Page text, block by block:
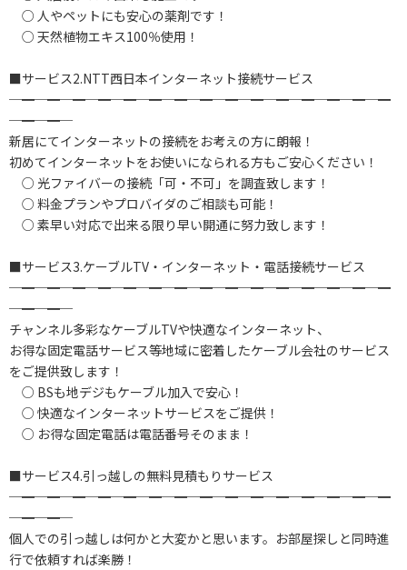
○ 人やペットにも安心の薬剤です！
○ 天然植物エキス100％使用！
■サービス2.NTT西日本インターネット接続サービス
─━─━─━─━─━─━─━─━─━─━─━─━─━─━─━
─━─━─
新居にてインターネットの接続をお考えの方に朗報！
初めてインターネットをお使いになられる方もご安心ください！
○ 光ファイバーの接続「可・不可」を調査致します！
○ 料金プランやプロバイダのご相談も可能！
○ 素早い対応で出来る限り早い開通に努力致します！
■サービス3.ケーブルTV・インターネット・電話接続サービス
─━─━─━─━─━─━─━─━─━─━─━─━─━─━─━
─━─━─
チャンネル多彩なケーブルTVや快適なインターネット、
お得な固定電話サービス等地域に密着したケーブル会社のサービス
をご提供致します！
○ BSも地デジもケーブル加入で安心！
○ 快適なインターネットサービスをご提供！
○ お得な固定電話は電話番号そのまま！
■サービス4.引っ越しの無料見積もりサービス
─━─━─━─━─━─━─━─━─━─━─━─━─━─━─━
─━─━─
個人での引っ越しは何かと大変かと思います。お部屋探しと同時進
行で依頼すれば楽勝！